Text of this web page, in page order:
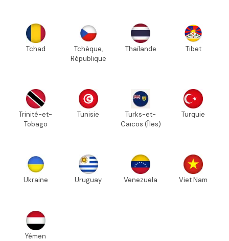
Tchad
Tchèque,
République
Thaïlande Tibet
Trinité-et-
Tobago
Tunisie
Turks-et-
Caïcos (Îles)
Turquie
Ukraine Uruguay Venezuela Viet Nam
Yémen